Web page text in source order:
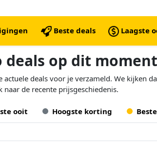
Beste deals Laagste
deals op dit moment
actuele deals voor je verzameld. We kijken
de recente prijsgeschiedenis.
ooit Hoogste korting